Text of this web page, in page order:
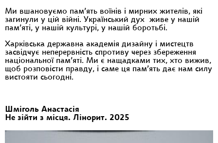
Ми вшановуємо пам’ять воїнів і мирних жителів, які
загинули у цій війні. Український дух живе у нашій
пам’яті, у нашій культурі, у нашій боротьбі.
Харківська державна академія дизайну і мистецтв
засвідчує неперервність спротиву через збереження
національної пам’яті. Ми є нащадками тих, хто вижив,
щоб розповісти правду, і саме ця пам’ять дає нам силу
вистояти сьогодні.
Шміголь Анастасія
Не зійти з місця. Лінорит. 2025